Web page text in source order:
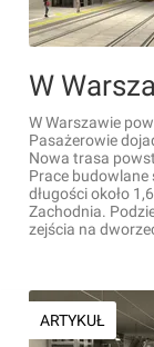
W Warszawie
Pasażerowie
Nowa trasa
Prace budowlane
długości około
Zachodnia.
zejścia na
ARTYKUŁ